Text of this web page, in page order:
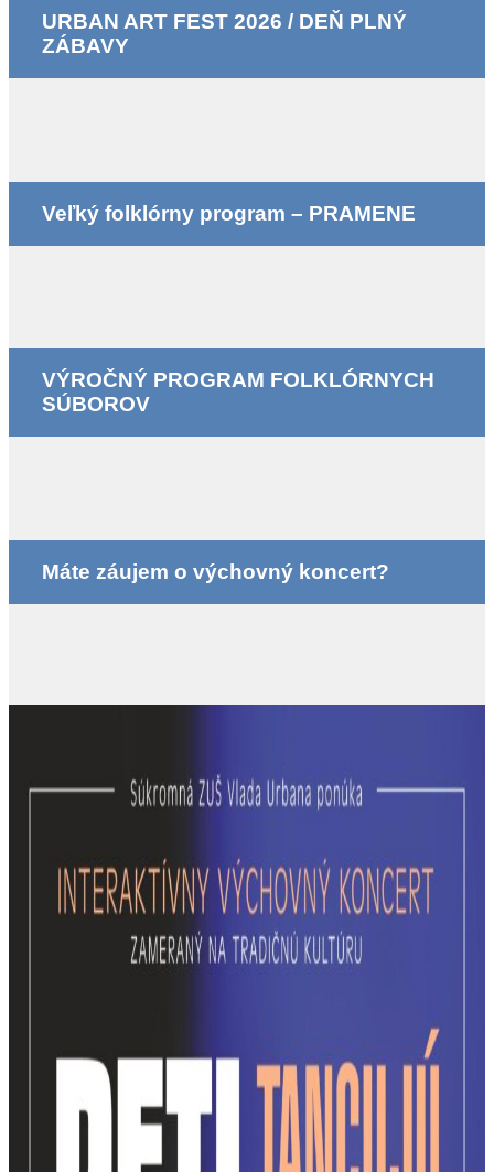
URBAN ART FEST 2026 / DEŇ PLNÝ
ZÁBAVY
Veľký folklórny program – PRAMENE
VÝROČNÝ PROGRAM FOLKLÓRNYCH
SÚBOROV
Máte záujem o výchovný koncert?